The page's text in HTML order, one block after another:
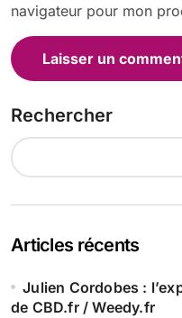
navigateur pour mon
Rechercher
Articles récents
Julien Cordobes :
de CBD.fr / Weedy.fr